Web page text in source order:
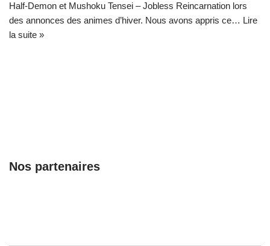
Half-Demon et Mushoku Tensei – Jobless Reincarnation lors
des annonces des animes d’hiver. Nous avons appris ce… Lire
la suite »
Nos partenaires